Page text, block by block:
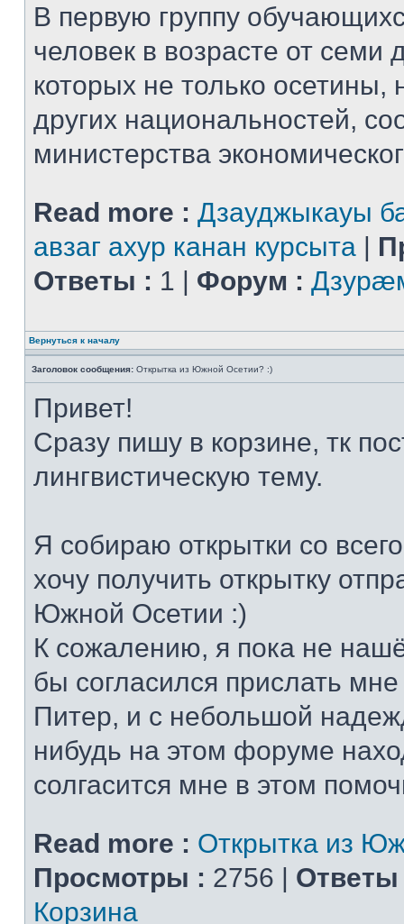
В первую группу
человек в возрасте от семи
которых не только осетины,
других национальностей,
министерства
Read more : Дзауджыкауы
авзаг ахур канан курсыта |
Ответы : 1 | Форум :
Вернуться к началу
Заголовок сообщения: Открытка из Южной Осетии? :)
Привет!
Сразу пишу в корзине, тк
лингвистическую тему.
Я собираю открытки со
хочу получить открытку
Южной Осетии :)
К сожалению, я пока не
бы согласился прислать
Питер, и с небольшой
нибудь на этом форуме
солгасится мне в этом
Read more : Открытка из
Просмотры : 2756 | Ответы
Корзина